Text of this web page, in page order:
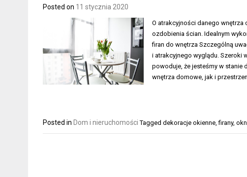
Posted on 11 stycznia 2020
O atrakcyjności danego
ozdobienia ścian. Idealnym
firan do wnętrza Szczególną
i atrakcyjnego wyglądu. Szeroki
powoduje, że jesteśmy w stanie
wnętrza domowe, jak i
Posted in Dom i nieruchomości Tagged dekoracje okienne ,firany,